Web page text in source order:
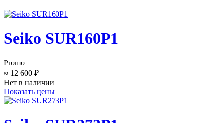
Seiko SUR160P1
Promo
≈ 12 600 ₽
Нет в наличии
Показать цены